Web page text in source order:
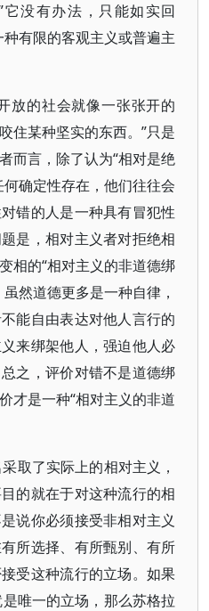
没有办法，只能如实回
有限的客观主义或普遍主
放的社会就像一张张开的
住某种坚实的东西。”只是
而言，除了认为“相对是绝
确定性存在，他们往往会
错的人是一种具有冒犯性
是，相对主义者对拒绝相
相的“相对主义的非道德绑
然道德更多是一种自律，
能自由表达对他人言行的
来绑架他人，强迫他人必
之，评价对错不是道德绑
才是一种“相对主义的非道
取了实际上的相对主义，
的就在于对这种流行的相
说你必须接受非相对主义
所选择、有所甄别、有所
受这种流行的立场。如果
唯一的立场，那么苏格拉